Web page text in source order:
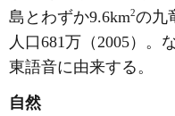
島とわずか9.6km2の九
人口681万（2005）。
東語音に由来する。
自然